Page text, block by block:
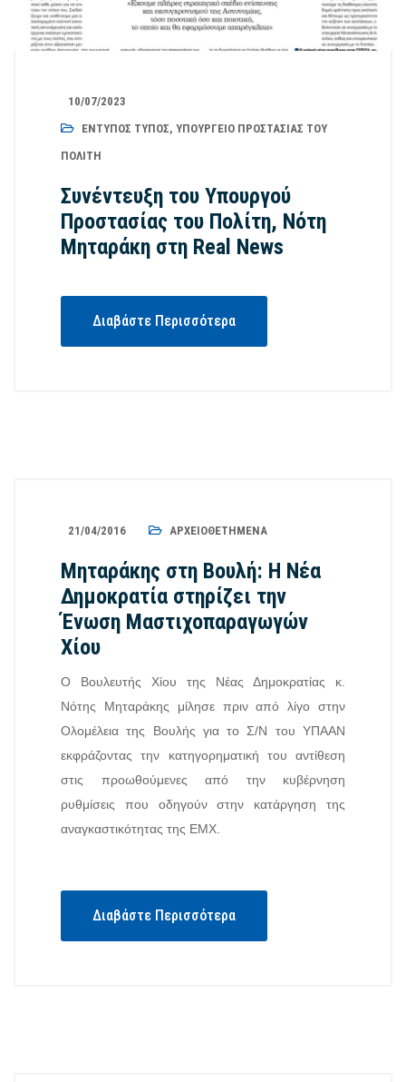
10/07/2023
ΈΝΤΥΠΟΣ ΤΎΠΟΣ, ΥΠΟΥΡΓΕΊΟ ΠΡΟΣΤΑΣΊΑΣ ΤΟΥ
ΠΟΛΊΤΗ
Συνέντευξη του Υπουργού
Προστασίας του Πολίτη, Νότη
Μηταράκη στη Real News
Διαβάστε Περισσότερα
21/04/2016 ΑΡΧΕΙΟΘΕΤΗΜΈΝΑ
Μηταράκης στη Βουλή: Η Νέα
Δημοκρατία στηρίζει την
Ένωση Μαστιχοπαραγωγών
Χίου
Ο Βουλευτής Χίου της Νέας Δημοκρατίας κ.
Νότης Μηταράκης μίλησε πριν από λίγο στην
Ολομέλεια της Βουλής για το Σ/Ν του ΥΠΑΑΝ
εκφράζοντας την κατηγορηματική του αντίθεση
στις προωθούμενες από την κυβέρνηση
ρυθμίσεις που οδηγούν στην κατάργηση της
αναγκαστικότητας της ΕΜΧ.
Διαβάστε Περισσότερα